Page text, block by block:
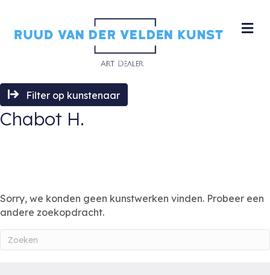
Filter op kunstenaar
Chabot H.
Sorry, we konden geen kunstwerken vinden. Probeer een
andere zoekopdracht.